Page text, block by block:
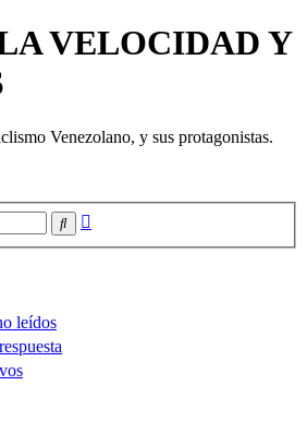
VELOCIDAD Y
Venezolano, y sus protagonistas.
Buscar
leídos